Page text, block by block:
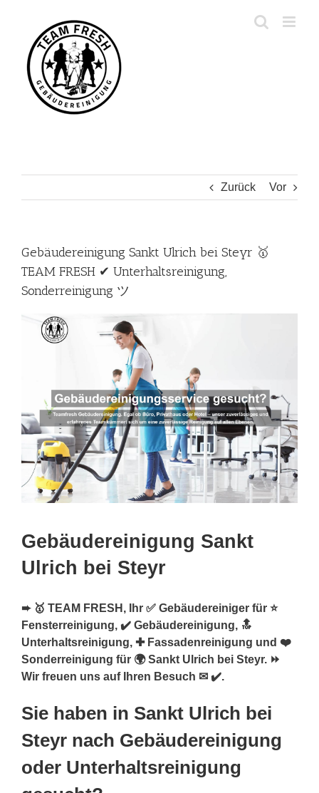
springen
Zurück Vor
Gebäudereinigung Sankt Ulrich bei Steyr 🥇
TEAM FRESH ✔ Unterhaltsreinigung,
Sonderreinigung ツ
Gebäudereinigung Sankt
Ulrich bei Steyr
➨ 🥇 TEAM FRESH, Ihr ✅ Gebäudereiniger für ⭐
Fensterreinigung, ✔️ Gebäudereinigung, 🔝
Unterhaltsreinigung, ✚ Fassadenreinigung und ❤️
Sonderreinigung für 🌍 Sankt Ulrich bei Steyr. ⏩
Wir freuen uns auf Ihren Besuch ✉ ✔️.
Sie haben in Sankt Ulrich bei
Steyr nach Gebäudereinigung
oder Unterhaltsreinigung